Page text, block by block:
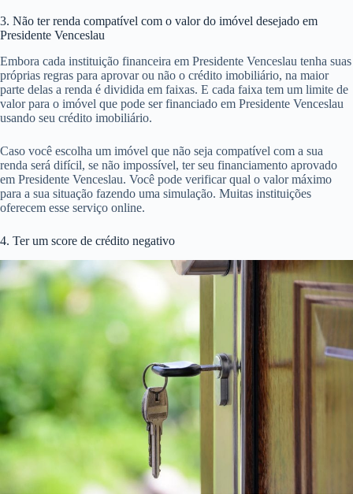
3. Não ter renda compatível com o valor do imóvel desejado em
Presidente Venceslau
Embora cada instituição financeira em Presidente Venceslau tenha suas
próprias regras para aprovar ou não o crédito imobiliário, na maior
parte delas a renda é dividida em faixas. E cada faixa tem um limite de
valor para o imóvel que pode ser financiado em Presidente Venceslau
usando seu crédito imobiliário.
Caso você escolha um imóvel que não seja compatível com a sua
renda será difícil, se não impossível, ter seu financiamento aprovado
em Presidente Venceslau. Você pode verificar qual o valor máximo
para a sua situação fazendo uma simulação. Muitas instituições
oferecem esse serviço online.
4. Ter um score de crédito negativo